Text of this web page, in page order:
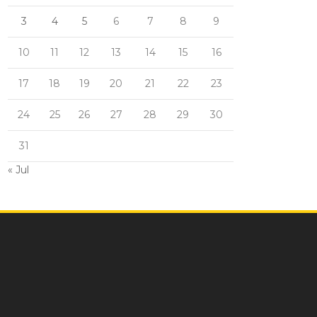
3 4 5 6 7 8 9
10 11 12 13 14 15 16
17 18 19 20 21 22 23
24 25 26 27 28 29 30
31
« Jul